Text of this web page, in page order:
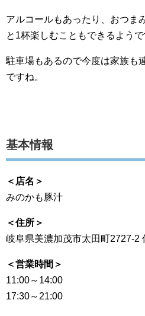
アルコールもあったり、おつま
と1杯楽しむこともできるようで
駐車場もあるので今度は家族も
ですね。
基本情報
＜店名＞
みのかも豚汁
＜住所＞
岐阜県美濃加茂市太田町2727-2
＜営業時間＞
11:00～14:00
17:30～21:00